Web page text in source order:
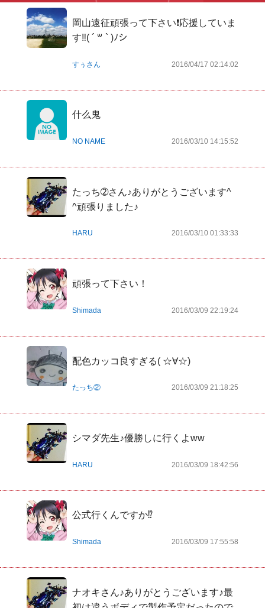
岡山遠征頑張って下さい❗️応援していま
す‼️( ´ ꒳ ` )ﾉシ
すぅさん 2016/04/17 02:14:02
什么鬼
NO NAME 2016/03/10 14:15:52
たっち➁さん♪ありがとうございます^
^頑張りました♪
HARU 2016/03/10 01:33:33
頑張って下さい！
Shimada 2016/03/09 22:19:24
配色カッコ良すぎる( ☆∀☆)
たっち② 2016/03/09 21:18:25
シマダ先生♪優勝しに行くよww
HARU 2016/03/09 18:42:56
公式行くんですか⁉︎
Shimada 2016/03/09 17:55:58
ナオキさん♪ありがとうございます♪最